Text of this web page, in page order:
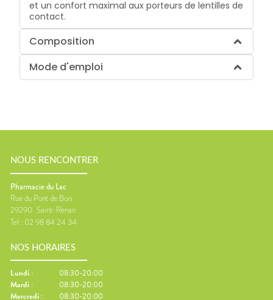
et un confort maximal aux porteurs de lentilles de
contact.
Composition
Mode d'emploi
NOUS RENCONTRER
Pharmacie du Lac
Rue du Pont de Bois
29290 Saint-Renan
Tel : 02 98 84 24 34
NOS HORAIRES
Lundi :
08:30-20:00
Mardi :
08:30-20:00
Mercredi :
08:30-20:00